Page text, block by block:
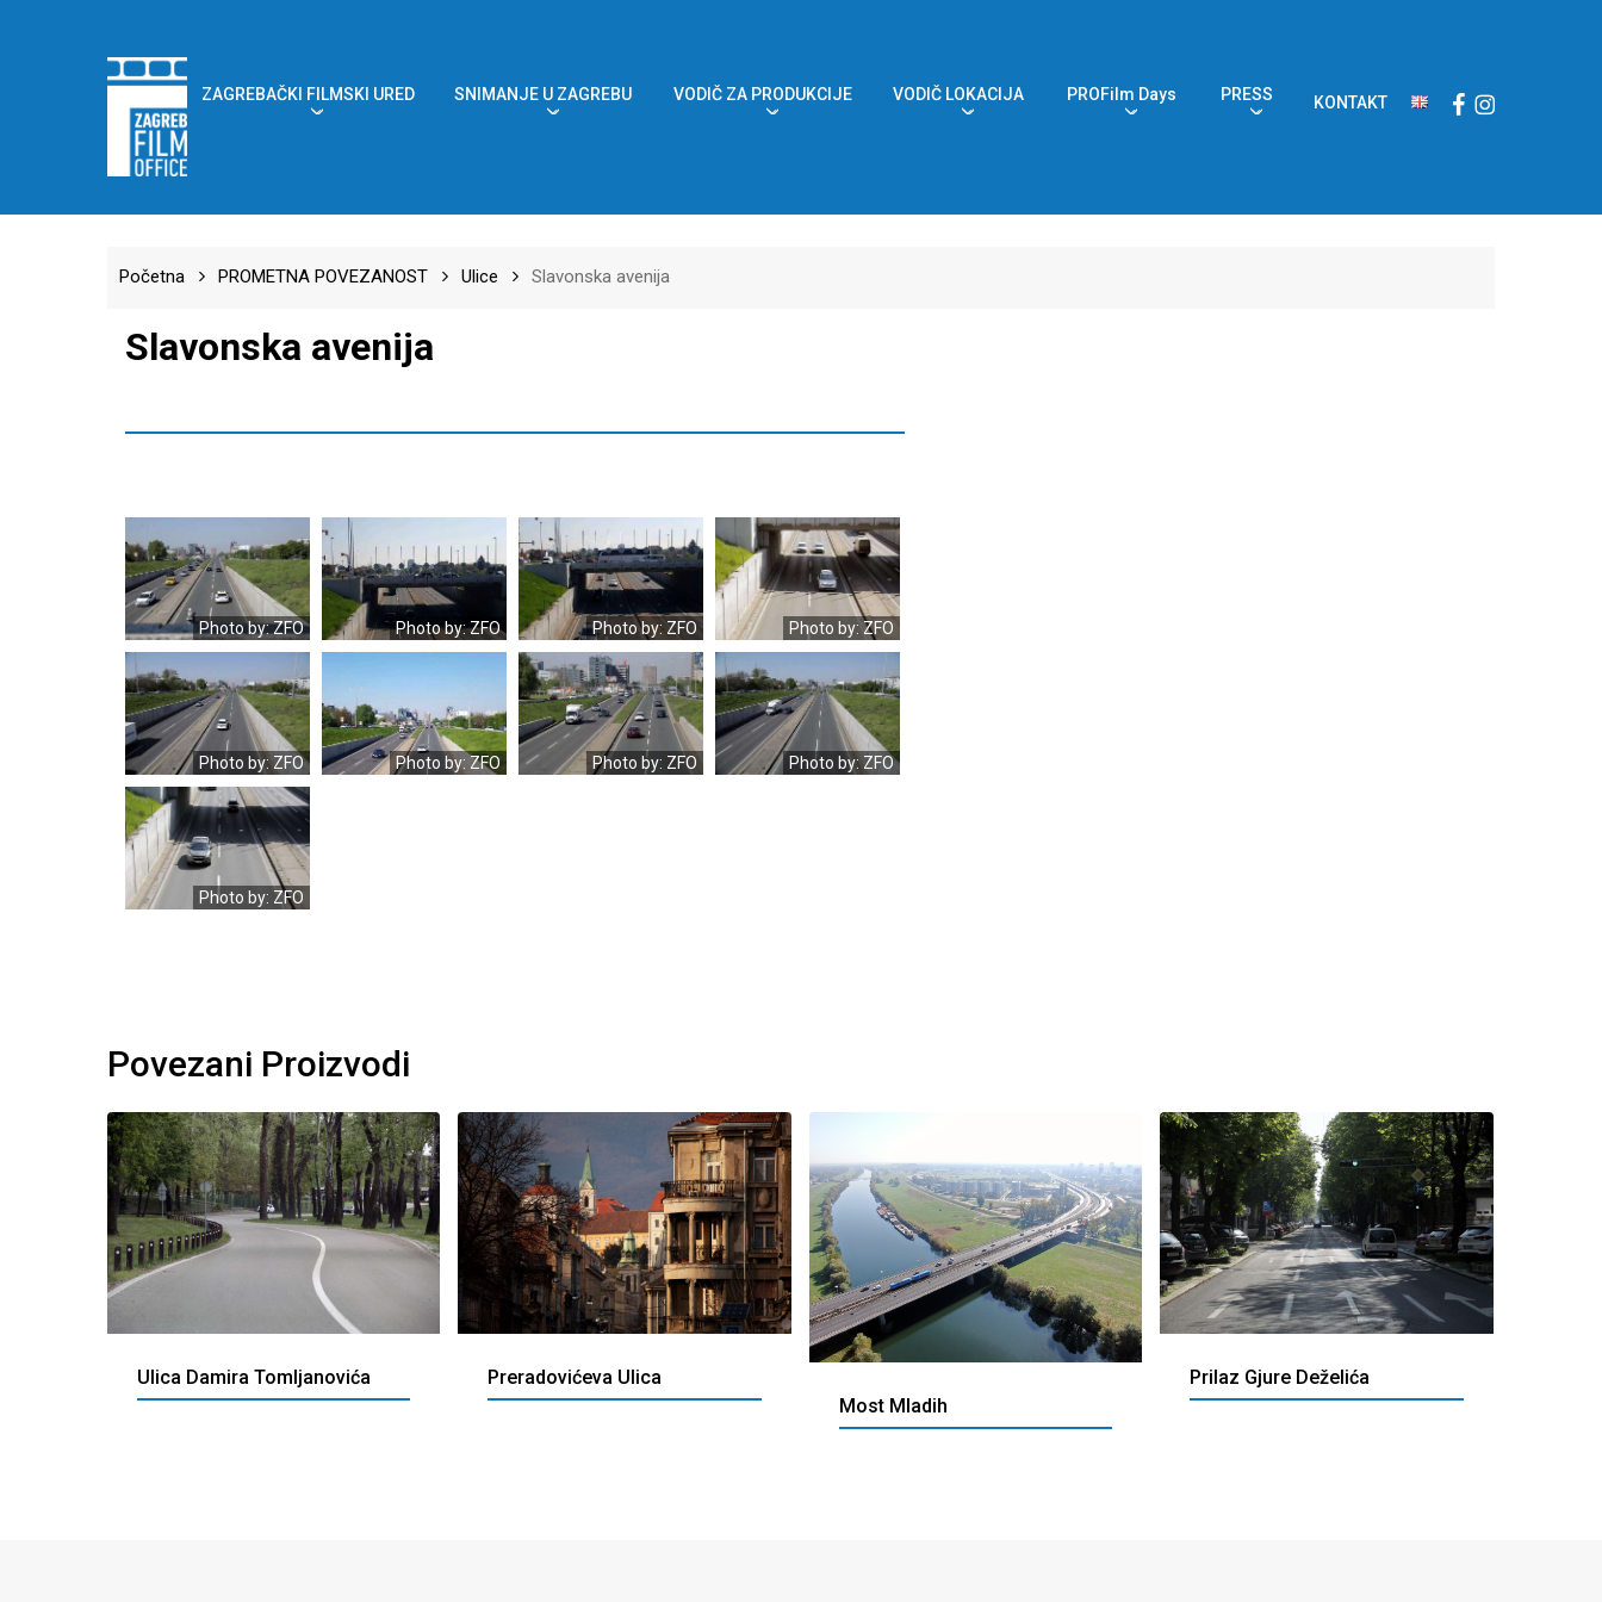
ZAGREBAČKI FILMSKI URED SNIMANJE U ZAGREBU VODIČ ZA PRODUKCIJE VODIČ LOKACIJA PROFilm Days PRESS KONTAKT Facebook
Instagram
Početna PROMETNA POVEZANOST Ulice Slavonska avenija
Slavonska avenija
Foto-
I.Cvirn
1
(1)
Photo by: ZFO
Foto-
I.Cvirn
1
(2)
Photo by: ZFO
Foto-
I.Cvirn
1
(3)
Photo by: ZFO
Foto-
I.Cvirn
1
(5)
Photo by: ZFO
Foto-
I.Cvirn
1
(6)
Photo by: ZFO
1
(4)
Photo by: ZFO
Foto-
I.Cvirn
3
(1)
Photo by: ZFO
Foto-
I.Cvirn
3
(2)
Photo by: ZFO
Foto-
I.Cvirn
(3)
Photo by: ZFO
Povezani Proizvodi
Ulica Damira Tomljanovića
Preradovićeva Ulica
Most Mladih
Prilaz Gjure Deželića